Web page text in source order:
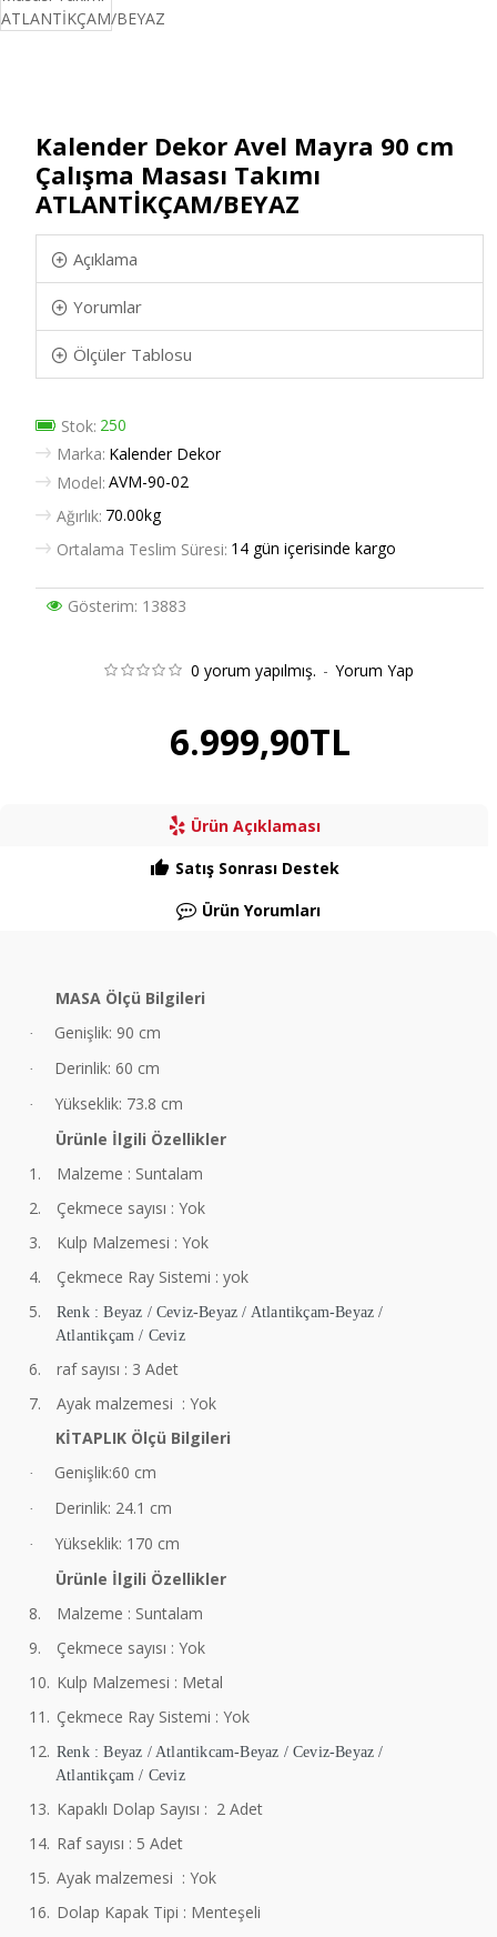
Kalender Dekor Avel Mayra 90 cm
Çalışma Masası Takımı
ATLANTİKÇAM/BEYAZ
Açıklama
Yorumlar
Ölçüler Tablosu
Stok: 250
Marka: Kalender Dekor
Model: AVM-90-02
Ağırlık: 70.00kg
Ortalama Teslim Süresi: 14 gün içerisinde kargo
Gösterim: 13883
0 yorum yapılmış. - Yorum Yap
6.999,90TL
Ürün Açıklaması
Satış Sonrası Destek
Ürün Yorumları
MASA Ölçü Bilgileri
· Genişlik: 90 cm
· Derinlik: 60 cm
·
Yükseklik: 73.8 cm
Ürünle İlgili Özellikler
1.
Malzeme : Suntalam
2.
Çekmece sayısı : Yok
3.
Kulp Malzemesi : Yok
4.
Çekmece Ray Sistemi : yok
5.
Renk : Beyaz / Ceviz-Beyaz / Atlantikçam-Beyaz /
Atlantikçam / Ceviz
6.
raf sayısı : 3 Adet
7.
Ayak malzemesi : Yok
KİTAPLIK Ölçü Bilgileri
· Genişlik:60 cm
· Derinlik: 24.1 cm
·
Yükseklik: 170 cm
Ürünle İlgili Özellikler
8.
Malzeme : Suntalam
9.
Çekmece sayısı : Yok
10. Kulp Malzemesi : Metal
11. Çekmece Ray Sistemi : Yok
12. Renk : Beyaz / Atlantikcam-Beyaz / Ceviz-Beyaz /
Atlantikçam / Ceviz
13. Kapaklı Dolap Sayısı : 2 Adet
14. Raf sayısı : 5 Adet
15. Ayak malzemesi : Yok
16. Dolap Kapak Tipi : Menteşeli